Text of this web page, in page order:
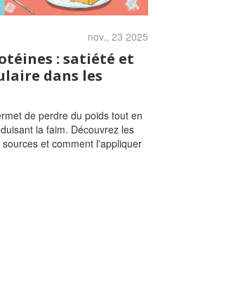
nov., 23 2025
: satiété et
dans les
de perdre du poids tout en
la faim. Découvrez les
et comment l'appliquer